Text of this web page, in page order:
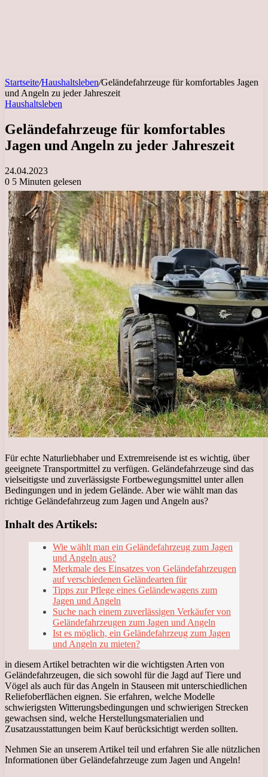
Startseite/Haushaltsleben/Geländefahrzeuge für komfortables Jagen
und Angeln zu jeder Jahreszeit
Haushaltsleben
Geländefahrzeuge für komfortables
Jagen und Angeln zu jeder Jahreszeit
24.04.2023
0 5 Minuten gelesen
Für echte Naturliebhaber und Extremreisende ist es wichtig, über
geeignete Transportmittel zu verfügen. Geländefahrzeuge sind das
vielseitigste und zuverlässigste Fortbewegungsmittel unter allen
Bedingungen und in jedem Gelände. Aber wie wählt man das
richtige Geländefahrzeug zum Jagen und Angeln aus?
Inhalt des Artikels:
Wie wählt man ein Geländefahrzeug zum Jagen
und Angeln aus?
Merkmale des Einsatzes von Geländefahrzeugen
auf verschiedenen Geländearten für
Tipps zur Pflege eines Geländewagens zum
Jagen und Angeln
Suche nach einem zuverlässigen Verkäufer von
Geländefahrzeugen zum Jagen und Angeln
Ist es möglich, ein Geländefahrzeug zum Jagen
und Angeln zu mieten?
in diesem Artikel betrachten wir die wichtigsten Arten von
Geländefahrzeugen, die sich sowohl für die Jagd auf Tiere und
Vögel als auch für das Angeln in Stauseen mit unterschiedlichen
Reliefoberflächen eignen. Sie erfahren, welche Modelle
schwierigsten Witterungsbedingungen und schwierigen Strecken
gewachsen sind, welche Herstellungsmaterialien und
Zusatzausstattungen beim Kauf berücksichtigt werden sollten.
Nehmen Sie an unserem Artikel teil und erfahren Sie alle nützlichen
Informationen über Geländefahrzeuge zum Jagen und Angeln!